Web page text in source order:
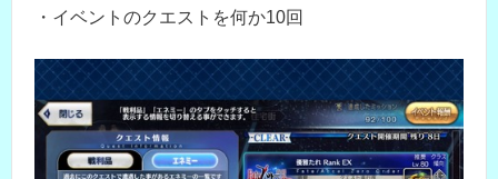
・イベントのクエストを何か10回